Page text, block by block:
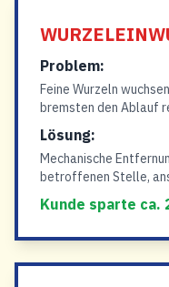
Problem:
Feine Wurzeln
bremsten den Ablauf
Lösung:
Mechanische
betroffenen Stelle,
Kunde sparte ca.